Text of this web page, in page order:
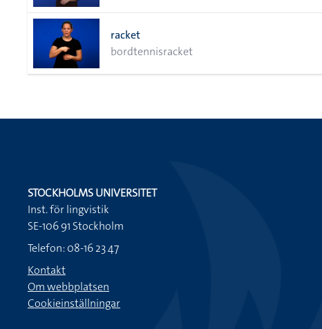
racket
bordtennisracket
STOCKHOLMS UNIVERSITET
Inst. för lingvistik
SE-106 91 Stockholm
Telefon: 08-16 23 47
Kontakt
Om webbplatsen
Cookieinställningar